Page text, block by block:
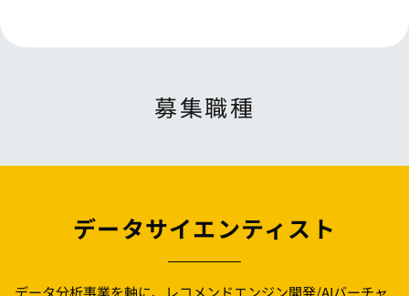
募集職種
データサイエンティスト
データ分析事業を軸に、レコメンドエンジン開発/AIバーチャ